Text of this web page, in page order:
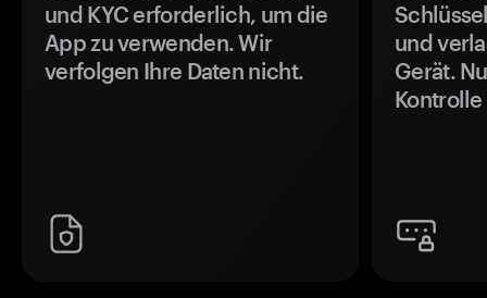
und KYC erforderlich, um die
App zu verwenden. Wir
verfolgen Ihre Daten nicht.
und
Gerät.